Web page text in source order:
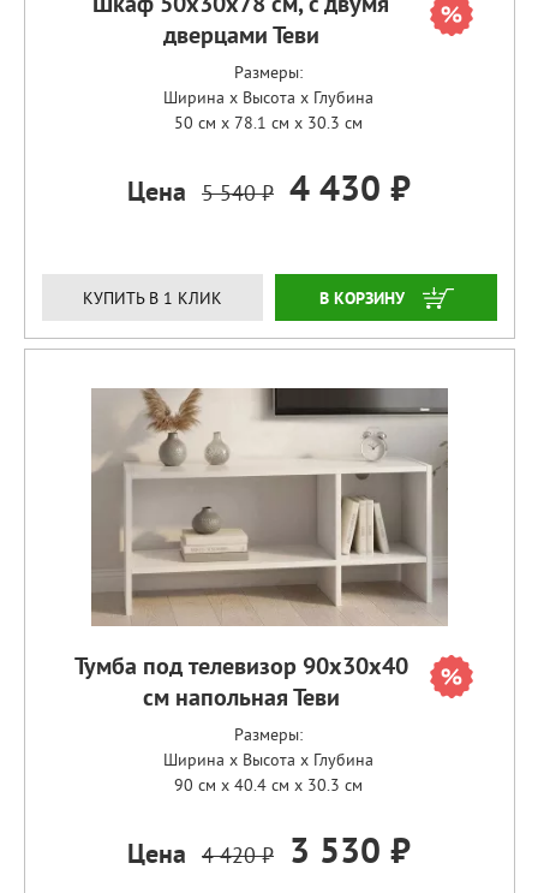
дверцами Теви
Размеры:
Ширина x Высота x Глубина
50 см x 78.1 см x 30.3 см
Цена 5 540 ₽ 4 430 ₽
КУПИТЬ В 1 КЛИК ЗАКАЗАТЬ
Тумба под телевизор 90х30х40
см напольная Теви
Размеры:
Ширина x Высота x Глубина
90 см x 40.4 см x 30.3 см
Цена 4 420 ₽ 3 530 ₽